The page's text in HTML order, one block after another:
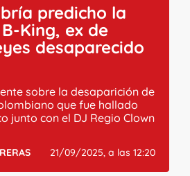
predicho la
King, ex de
desaparecido
sobre la desaparición de
que fue hallado
junto con el DJ Regio Clown
21/09/2025, a las 12:20